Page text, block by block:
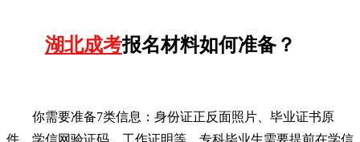
湖北成考报名材料如何准备？
你需要准备7类信息：身份证正反面照片、毕业证书原
件、学信网验证码、工作证明等。专科毕业生需要提前在学信